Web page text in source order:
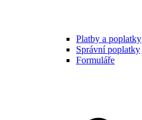
Platby a poplatky
Správní poplatky
Formuláře